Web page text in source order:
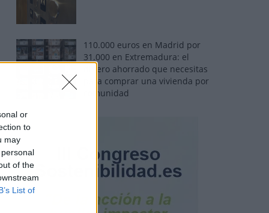
or
to
may
of the
List of
110.000 euros en Madrid por
31.000 en Extremadura: el
dinero ahorrado que necesitas
para comprar una vivienda por
comunidad